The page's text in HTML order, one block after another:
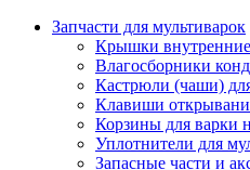
Запчасти для мультиварок
Крышки внутренние
Влагосборники
Кастрюли (чаши)
Клавиши
Корзины для варки
Уплотнители для
Запасные части и